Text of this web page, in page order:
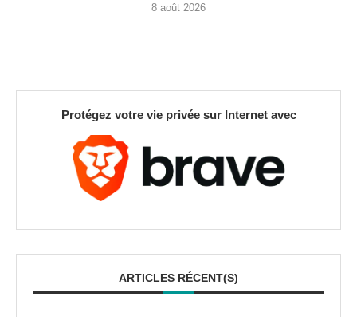
8 août 2026
Protégez votre vie privée sur Internet avec
ARTICLES RÉCENT(S)